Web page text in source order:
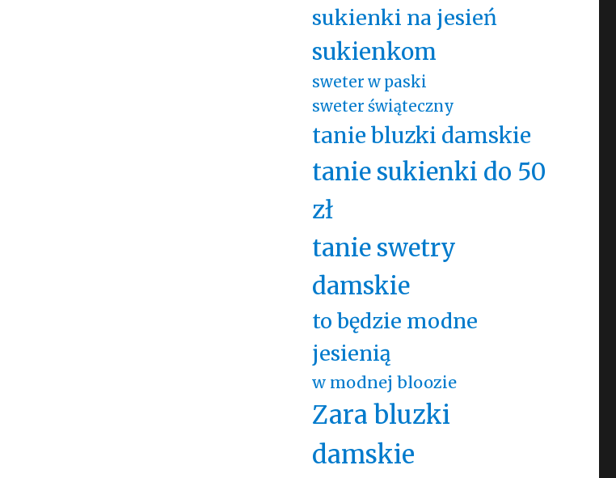
sukienki na jesień
sukienkom
sweter w paski
sweter świąteczny
tanie bluzki damskie
tanie sukienki do 50
zł
tanie swetry
damskie
to będzie modne
jesienią
w modnej bloozie
Zara bluzki
damskie